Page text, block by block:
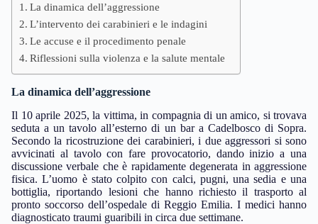
La dinamica dell’aggressione
L’intervento dei carabinieri e le indagini
Le accuse e il procedimento penale
Riflessioni sulla violenza e la salute mentale
La dinamica dell’aggressione
Il 10 aprile 2025, la vittima, in compagnia di un amico, si trovava
seduta a un tavolo all’esterno di un bar a Cadelbosco di Sopra.
Secondo la ricostruzione dei carabinieri, i due aggressori si sono
avvicinati al tavolo con fare provocatorio, dando inizio a una
discussione verbale che è rapidamente degenerata in aggressione
fisica. L’uomo è stato colpito con calci, pugni, una sedia e una
bottiglia, riportando lesioni che hanno richiesto il trasporto al
pronto soccorso dell’ospedale di Reggio Emilia. I medici hanno
diagnosticato traumi guaribili in circa due settimane.